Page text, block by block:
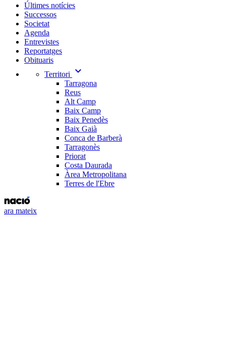
Últimes notícies
Successos
Societat
Agenda
Entrevistes
Reportatges
Obituaris
Territori
expand_more
Tarragona
Reus
Alt Camp
Baix Camp
Baix Penedès
Baix Gaià
Conca de Barberà
Tarragonès
Priorat
Costa Daurada
Àrea Metropolitana
Terres de l'Ebre
ara mateix